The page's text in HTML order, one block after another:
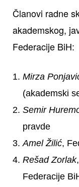
Članovi radne
akademskog,
Federacije BiH:
Mirza
(akademski
Semir
pravde
Amel Žilić,
Rešad Zorlak
Federacije